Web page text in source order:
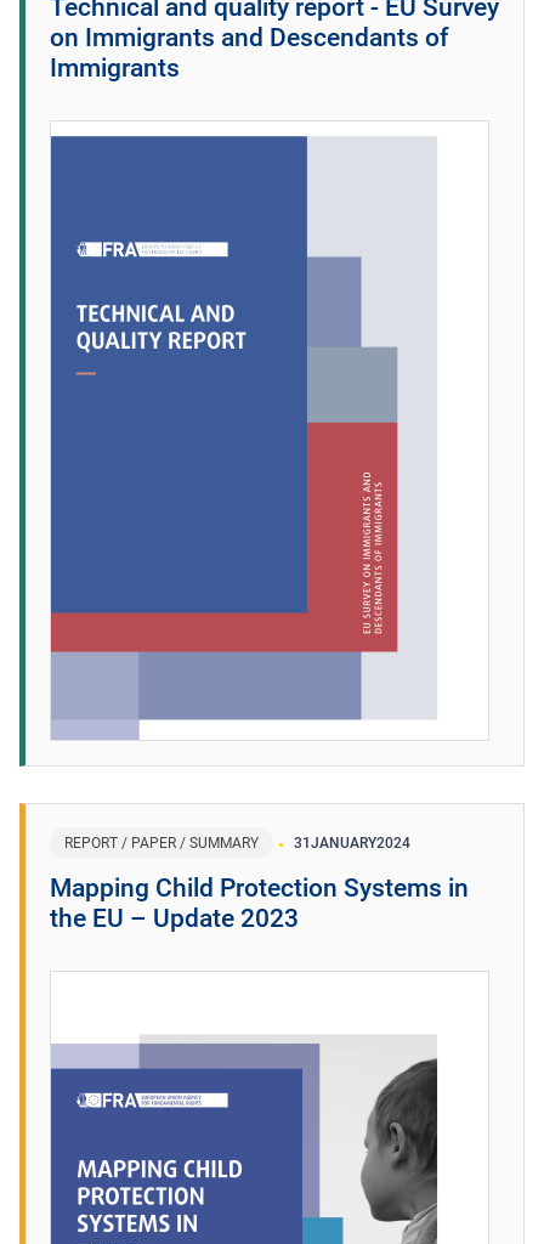
Technical and quality report - EU Survey
on Immigrants and Descendants of
Immigrants
REPORT / PAPER / SUMMARY 31JANUARY2024
Mapping Child Protection Systems in
the EU – Update 2023